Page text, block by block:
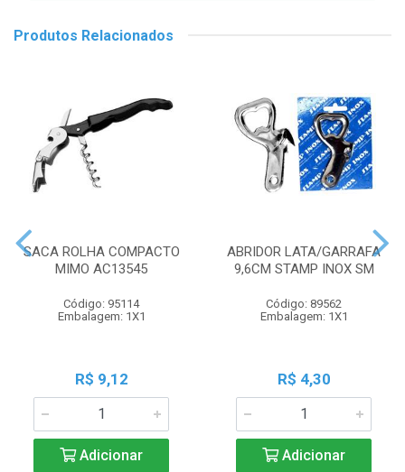
Produtos Relacionados
SACA ROLHA COMPACTO
MIMO AC13545
Código: 95114
Embalagem: 1X1
R$ 9,12
Adicionar
ABRIDOR LATA/GARRAFA
9,6CM STAMP INOX SM
Código: 89562
Embalagem: 1X1
R$ 4,30
Adicionar